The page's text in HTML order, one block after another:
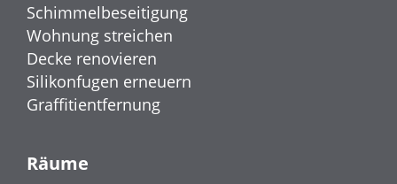
Schimmelbeseitigung
Wohnung streichen
Decke renovieren
Silikonfugen erneuern
Graffitientfernung
Räume